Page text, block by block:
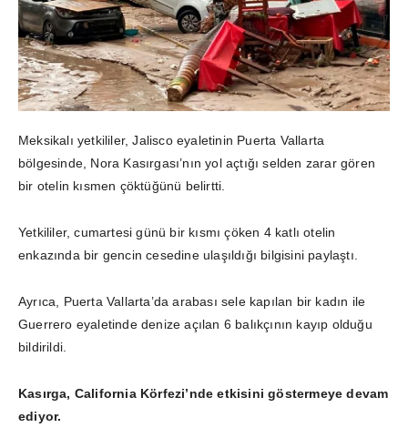
Meksikalı yetkililer, Jalisco eyaletinin Puerta Vallarta
bölgesinde, Nora Kasırgası’nın yol açtığı selden zarar gören
bir otelin kısmen çöktüğünü belirtti.
Yetkililer, cumartesi günü bir kısmı çöken 4 katlı otelin
enkazında bir gencin cesedine ulaşıldığı bilgisini paylaştı.
Ayrıca, Puerta Vallarta’da arabası sele kapılan bir kadın ile
Guerrero eyaletinde denize açılan 6 balıkçının kayıp olduğu
bildirildi.
Kasırga, California Körfezi’nde etkisini göstermeye devam
ediyor.